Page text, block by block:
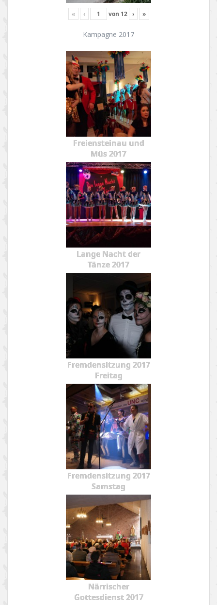
« ‹ von 12 › »
Kampagne 2017
Freiensteinau und
Müs 2017
Lange Nacht der
Tänze 2017
Fremdensitzung 2017
Freitag
Fremdensitzung 2017
Samstag
Närrischer
Gottesdienst 2017